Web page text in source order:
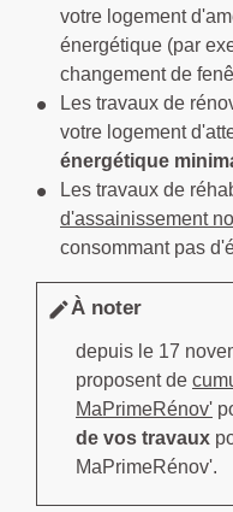
votre logement
énergétique (par
changement de
Les travaux de
votre logement
énergétique
Les travaux de
d'assainissement
consommant pas
editÀ noter
depuis le 17
proposent de
MaPrimeRénov'
de vos travaux
MaPrimeRénov'.